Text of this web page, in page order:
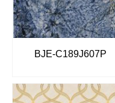
BJE-C189J607P